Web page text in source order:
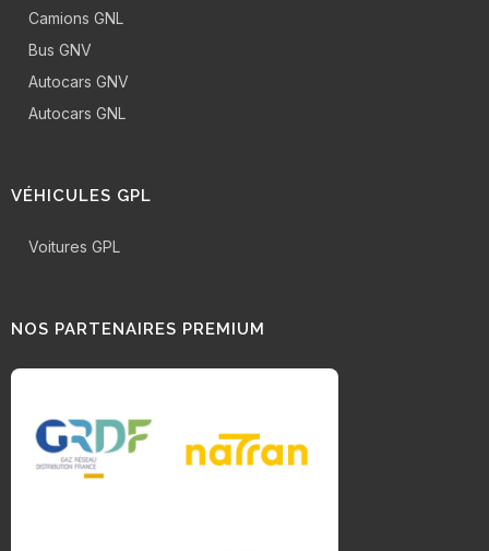
Camions GNL
Bus GNV
Autocars GNV
Autocars GNL
VÉHICULES GPL
Voitures GPL
NOS PARTENAIRES PREMIUM